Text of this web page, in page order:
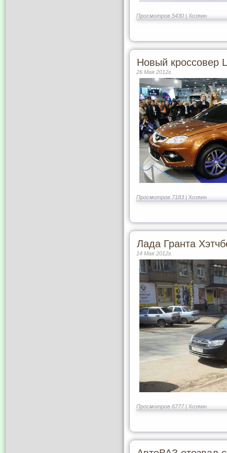
Просмотров 5430 | Хозяин
Новый кроссовер
26 Мая 2012г.
Просмотров 7183 | Хозяин
Лада Гранта
14 Мая 2012г.
Просмотров 6777 | Хозяин